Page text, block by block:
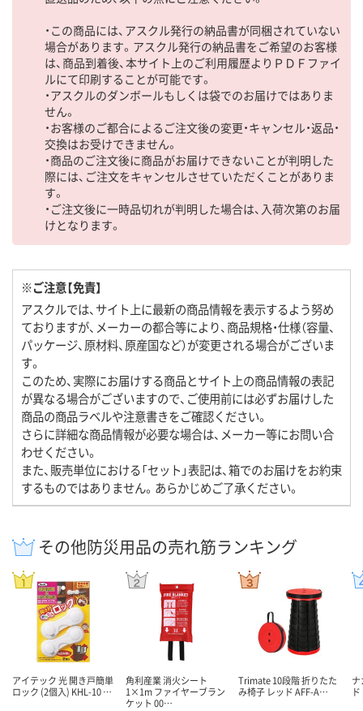
・この商品には、アスクル発行の納品書が同梱されていない
場合があります。アスクル発行の納品書をご希望のお客様
は、商品到着後、本サイト上のご利用履歴よりＰＤＦファイ
ルにて印刷することが可能です。
・アスクルのダンボールもしくは袋でのお届けではありま
せん。
・お客様のご都合によるご注文後の変更・キャンセル・返品・
交換はお受けできません。
・商品のご注文後に商品がお届けできないことが判明した
際には、ご注文をキャンセルさせていただくことがありま
す。
・ご注文後に一時品切れが判明した場合は、入荷次第のお届
けとなります。
※ご注意【免責】
アスクルでは、サイト上に最新の商品情報を表示するよう努め
ておりますが、メーカーの都合等により、商品規格・仕様（容量、
パッケージ、原材料、原産国など）が変更される場合がございま
す。
このため、実際にお届けする商品とサイト上の商品情報の表記
が異なる場合がございますので、ご使用前には必ずお届けした
商品の商品ラベルや注意書きをご確認ください。
さらに詳細な商品情報が必要な場合は、メーカー等にお問い合
わせください。
また、販売単位における「セット」表記は、箱でのお届けをお約束
するものではありません。あらかじめご了承ください。
その他防災用品の売れ筋ランキング
アイテック 光 開き戸簡単
ロック (2個入) KHL-10 …
角利産業 消火シート
1×1m ファイヤーブラン
ケット 00…
Trimate 10段階 折りたた
み椅子 レッド AFF-A…
ド